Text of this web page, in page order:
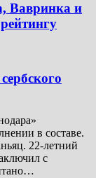
Вавринка и
в составе.
22-летний
с